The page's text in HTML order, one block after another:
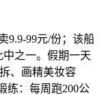
99元/份；该船
中之一。假期一天
、画精美妆容
练：每周跑200公